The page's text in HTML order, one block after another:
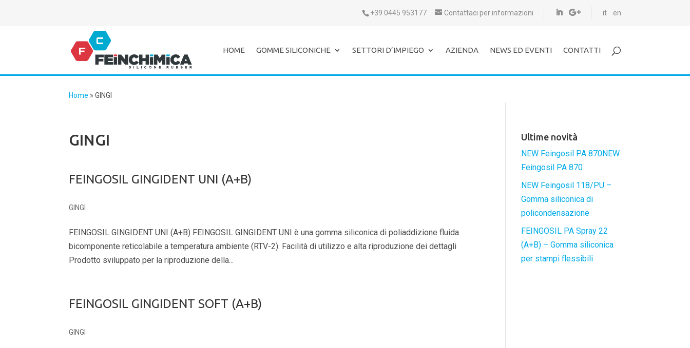
+39 0445 953177 Contattaci per informazioni it en
HOME GOMME SILICONICHE SETTORI D’IMPIEGO AZIENDA NEWS ED EVENTI CONTATTI
Home »GINGI
GINGI
FEINGOSIL GINGIDENT UNI (A+B)
GINGI
FEINGOSIL GINGIDENT UNI (A+B) FEINGOSIL GINGIDENT UNI è una gomma siliconica di poliaddizione fluida
bicomponente reticolabile a temperatura ambiente (RTV-2). Facilità di utilizzo e alta riproduzione dei dettagli
Prodotto sviluppato per la riproduzione della...
FEINGOSIL GINGIDENT SOFT (A+B)
GINGI
Ultime novità
NEW Feingosil PA 870NEW
Feingosil PA 870
NEW Feingosil 118/PU –
Gomma siliconica di
policondensazione
FEINGOSIL PA Spray 22
(A+B) – Gomma siliconica
per stampi flessibili